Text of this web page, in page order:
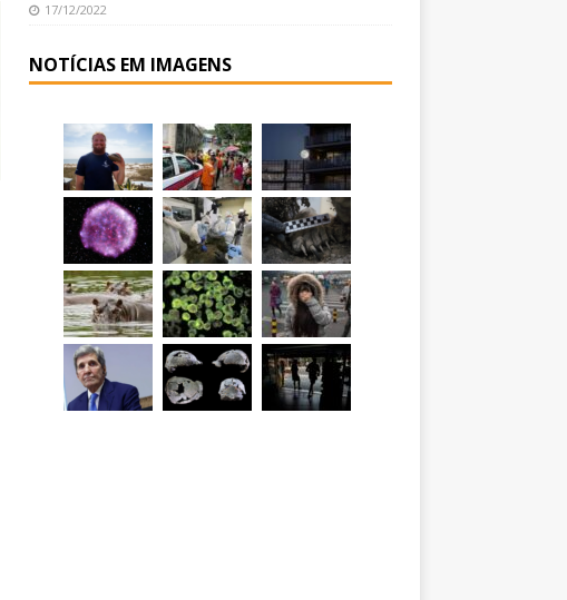
17/12/2022
NOTÍCIAS EM IMAGENS